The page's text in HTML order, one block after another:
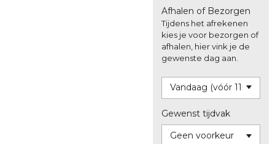
Afhalen of Bezorgen
Tijdens het afrekenen
kies je voor bezorgen of
afhalen, hier vink je de
gewenste dag aan.
Gewenst tijdvak